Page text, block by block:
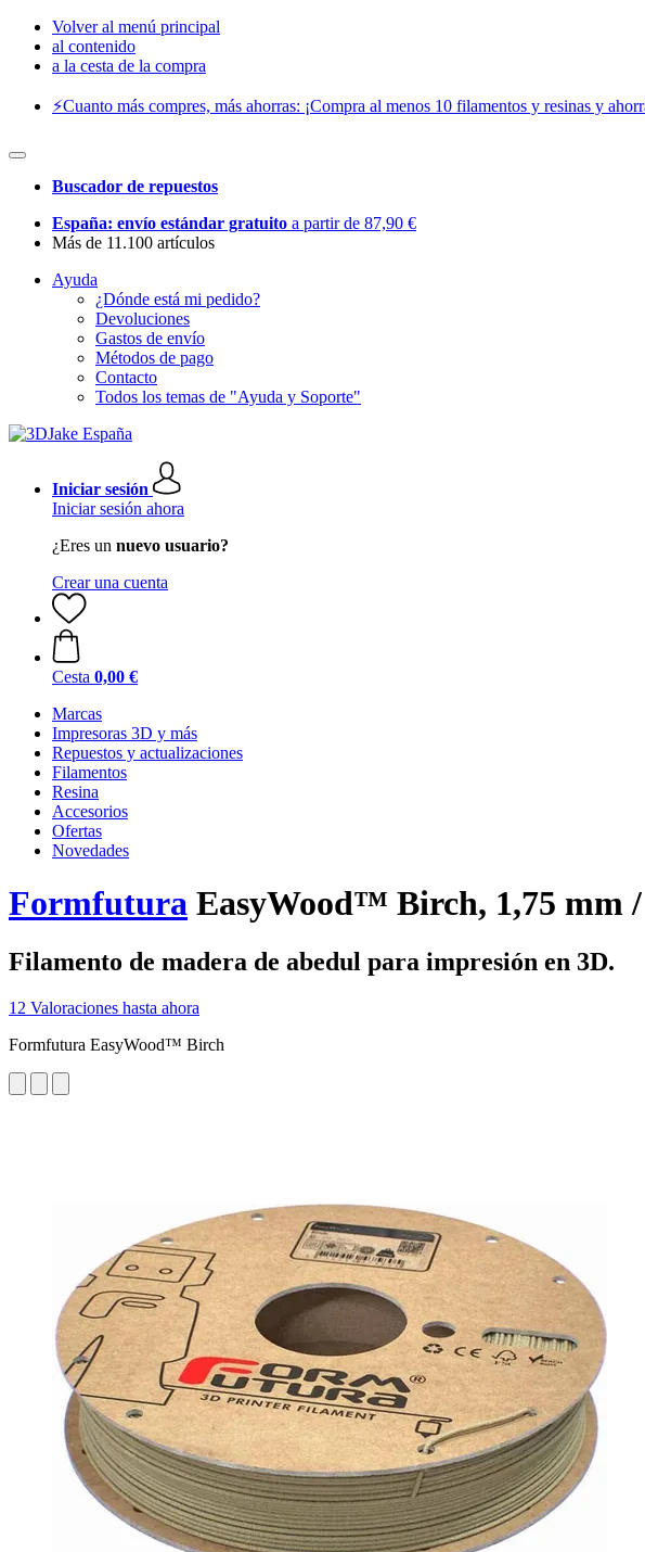
Volver al menú principal
al contenido
a la cesta de la compra
⚡️Cuanto más compres, más ahorras: ¡Compra al menos 10 filamentos y resinas y
Buscador de repuestos
España: envío estándar gratuito a partir de 87,90 €
Más de 11.100 artículos
Ayuda
¿Dónde está mi pedido?
Devoluciones
Gastos de envío
Métodos de pago
Contacto
Todos los temas de "Ayuda y Soporte"
Iniciar sesión
Iniciar sesión ahora
¿Eres un nuevo usuario?
Crear una cuenta
Cesta 0,00 €
Marcas
Impresoras 3D y más
Repuestos y actualizaciones
Filamentos
Resina
Accesorios
Ofertas
Novedades
Formfutura EasyWood™ Birch, 1,75 mm /
Filamento de madera de abedul para impresión en 3D.
12 Valoraciones hasta ahora
Formfutura EasyWood™ Birch